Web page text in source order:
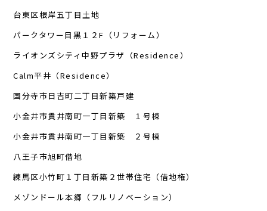
台東区根岸五丁目土地
パークタワー目黒１２F（リフォーム）
ライオンズシティ中野プラザ（Residence）
Calm平井（Residence）
国分寺市日吉町二丁目新築戸建
小金井市貫井南町一丁目新築 １号棟
小金井市貫井南町一丁目新築 ２号棟
八王子市旭町借地
練馬区小竹町１丁目新築２世帯住宅（借地権）
メゾンドール本郷（フルリノベーション）